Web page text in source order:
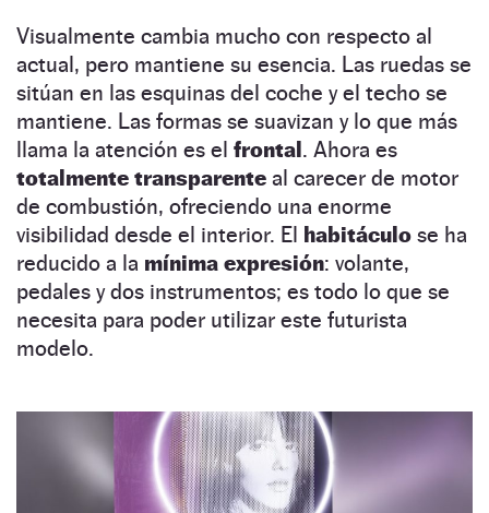
Visualmente cambia mucho con respecto al
actual, pero mantiene su esencia. Las ruedas se
sitúan en las esquinas del coche y el techo se
mantiene. Las formas se suavizan y lo que más
llama la atención es el frontal. Ahora es
totalmente transparente al carecer de motor
de combustión, ofreciendo una enorme
visibilidad desde el interior. El habitáculo se ha
reducido a la mínima expresión: volante,
pedales y dos instrumentos; es todo lo que se
necesita para poder utilizar este futurista
modelo.